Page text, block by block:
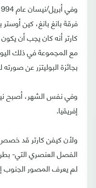
فرقة بانغ بانغ، كين
كارتر أنه كان يجب أن
مع المجموعة في ذلك
بجائزة البوليتزر عن
وفي نفس الشهر، أصبح
إفريقيا.
ولأن كيفن كارتر قد
الفصل العنصري التي-
لم يعرف المصور الجنوب